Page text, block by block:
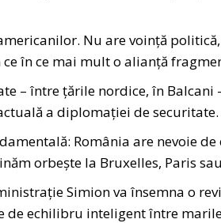
Nu are voință
în ce mai mult o alianță
– între țările nordice, în Balcani
a diplomației de securitate.
România are nevoie
orbește la Bruxelles, Paris
Simion va însemna o
de echilibru inteligent între